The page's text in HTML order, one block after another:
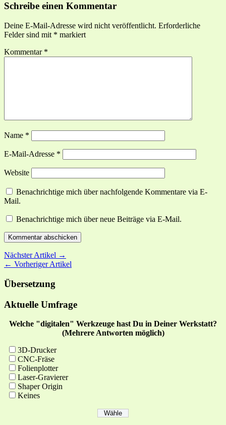
Schreibe einen Kommentar
Deine E-Mail-Adresse wird nicht veröffentlicht. Erforderliche
Felder sind mit * markiert
Kommentar *
Name *
E-Mail-Adresse *
Website
Benachrichtige mich über nachfolgende Kommentare via E-
Mail.
Benachrichtige mich über neue Beiträge via E-Mail.
Nächster Artikel →
← Vorheriger Artikel
Übersetzung
Aktuelle Umfrage
Welche "digitalen" Werkzeuge hast Du in Deiner Werkstatt?
(Mehrere Antworten möglich)
3D-Drucker
CNC-Fräse
Folienplotter
Laser-Gravierer
Shaper Origin
Keines